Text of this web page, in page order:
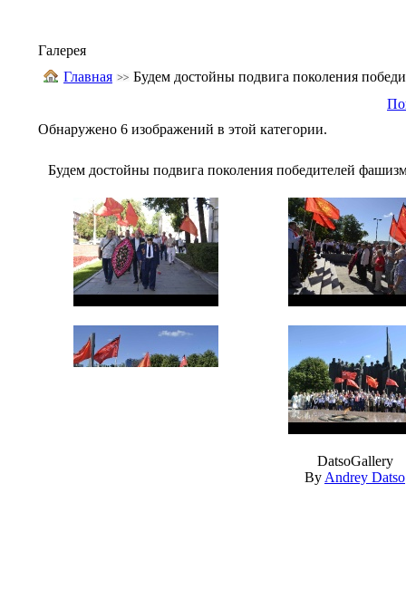
Галерея
Главная
Будем достойны подвига поколения
Обнаружено 6 изображений в этой категории.
Будем достойны подвига поколения победителей
DatsoGallery
By Andrey Datso